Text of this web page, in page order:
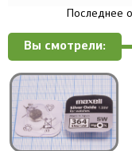
Последнее
Вы смотрели: